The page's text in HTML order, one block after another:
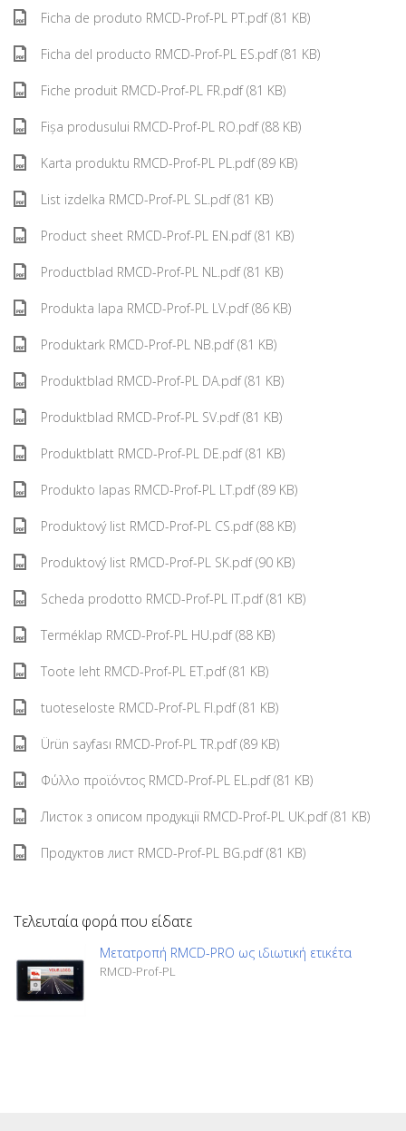
Ficha de produto RMCD-Prof-PL PT.pdf (81 KB)
Ficha del producto RMCD-Prof-PL ES.pdf (81 KB)
Fiche produit RMCD-Prof-PL FR.pdf (81 KB)
Fișa produsului RMCD-Prof-PL RO.pdf (88 KB)
Karta produktu RMCD-Prof-PL PL.pdf (89 KB)
List izdelka RMCD-Prof-PL SL.pdf (81 KB)
Product sheet RMCD-Prof-PL EN.pdf (81 KB)
Productblad RMCD-Prof-PL NL.pdf (81 KB)
Produkta lapa RMCD-Prof-PL LV.pdf (86 KB)
Produktark RMCD-Prof-PL NB.pdf (81 KB)
Produktblad RMCD-Prof-PL DA.pdf (81 KB)
Produktblad RMCD-Prof-PL SV.pdf (81 KB)
Produktblatt RMCD-Prof-PL DE.pdf (81 KB)
Produkto lapas RMCD-Prof-PL LT.pdf (89 KB)
Produktový list RMCD-Prof-PL CS.pdf (88 KB)
Produktový list RMCD-Prof-PL SK.pdf (90 KB)
Scheda prodotto RMCD-Prof-PL IT.pdf (81 KB)
Terméklap RMCD-Prof-PL HU.pdf (88 KB)
Toote leht RMCD-Prof-PL ET.pdf (81 KB)
tuoteseloste RMCD-Prof-PL FI.pdf (81 KB)
Ürün sayfası RMCD-Prof-PL TR.pdf (89 KB)
Φύλλο προϊόντος RMCD-Prof-PL EL.pdf (81 KB)
Листок з описом продукції RMCD-Prof-PL UK.pdf (81 KB)
Продуктов лист RMCD-Prof-PL BG.pdf (81 KB)
Τελευταία φορά που είδατε
Μετατροπή RMCD-PRO ως ιδιωτική ετικέτα
RMCD-Prof-PL